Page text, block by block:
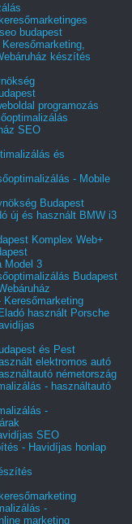
budapest
készítés
programozás
SEO
és
- Mobile
Budapest
új és használt BMW i3
Komplex Web+
Model 3
Budapest
Keresőmarketing
használt Porsche
és Pest
elektromos autó
németország
- használtautó
-
SEO
- Havidíjas honlap
-
marketing